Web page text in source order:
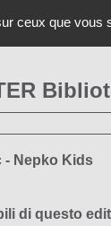
- Nepko Kids
di questo
ceux que vous